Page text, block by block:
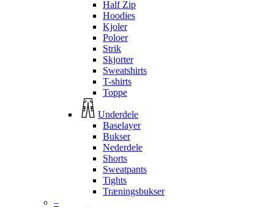
Half Zip
Hoodies
Kjoler
Poloer
Strik
Skjorter
Sweatshirts
T-shirts
Toppe
Underdele
Baselayer
Bukser
Nederdele
Shorts
Sweatpants
Tights
Træningsbukser
–